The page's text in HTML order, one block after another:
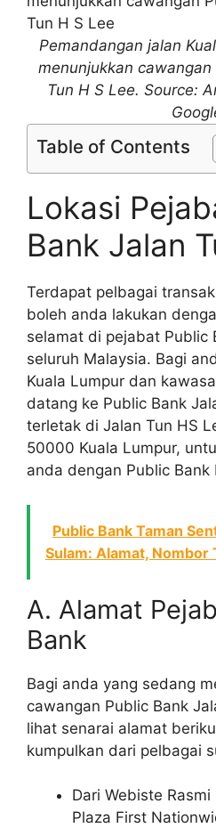
Pemandangan jalan
menunjukkan
Tun H S Lee. Source:
Table of Contents
Lokasi
Bank Jalan
Terdapat pelbagai
boleh anda lakukan
selamat di pejabat Public
seluruh Malaysia. Bagi
Kuala Lumpur dan
datang ke Public Bank
terletak di Jalan Tun HS
50000 Kuala Lumpur,
anda dengan Public Bank
Public Bank Taman
Sulam: Alamat, Nombor
A. Alamat
Bank
Bagi anda yang sedang
cawangan Public Bank
lihat senarai alamat
kumpulkan dari pelbagai
Dari Webiste
Plaza First